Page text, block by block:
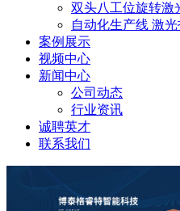
双头八工位旋转激
自动化生产线 激
案例展示
视频中心
新闻中心
公司动态
行业资讯
诚聘英才
联系我们